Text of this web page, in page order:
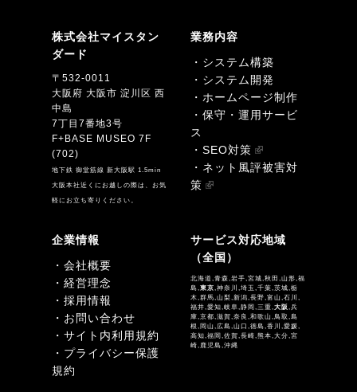
株式会社マイスタン
ダード
〒532-0011
大阪府 大阪市 淀川区 西
中島
7丁目7番地3号
F+BASE MUSEO 7F
(702)
地下鉄 御堂筋線 新大阪駅 1.5min
大阪本社近くにお越しの際は、お気
軽にお立ち寄りください。
業務内容
・システム構築
・システム開発
・ホームページ制作
・保守・運用サービ
ス
・SEO対策
・ネット風評被害対
策
企業情報
・会社概要
・経営理念
・採用情報
・お問い合わせ
・サイト内利用規約
・プライバシー保護
規約
サービス対応地域
（全国）
北海道,青森,岩手,宮城,秋田,山形,福
島, 東京 ,神奈川,埼玉,千葉,茨城,栃
木,群馬,山梨,新潟,長野,富山,石川,
福井,愛知,岐阜,静岡,三重, 大阪 ,兵
庫,京都,滋賀,奈良,和歌山,鳥取,島
根,岡山,広島,山口,徳島,香川,愛媛,
高知,福岡,佐賀,長崎,熊本,大分,宮
崎,鹿児島,沖縄